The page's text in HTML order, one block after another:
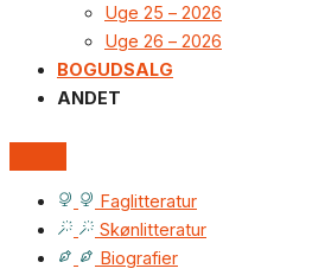
Uge 25 – 2026
Uge 26 – 2026
BOGUDSALG
ANDET
Faglitteratur
Skønlitteratur
Biografier